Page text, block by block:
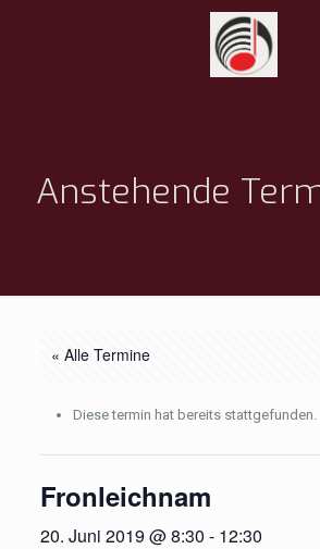
Anstehende
« Alle Termine
Diese termin hat bereits stattgefunden.
Fronleichnam
20. Juni 2019 @ 8:30 - 12:30